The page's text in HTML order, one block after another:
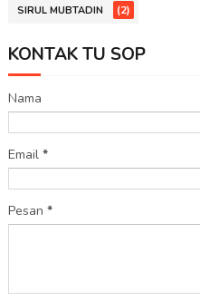
SIRUL MUBTADIN (2)
KONTAK TU SOP
Nama
Email *
Pesan *